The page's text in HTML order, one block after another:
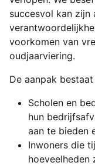
succesvol kan zijn
voorkomen van
oudjaarviering.
De aanpak
Scholen en
hun
aan te bieden
Inwoners die